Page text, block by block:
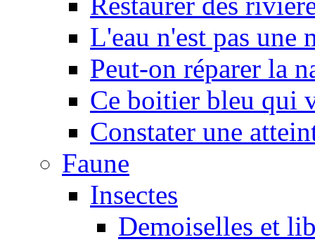
L'eau n'est pas une
Peut-on réparer la
Ce boitier bleu qui
Constater une
Faune
Insectes
Demoiselles et